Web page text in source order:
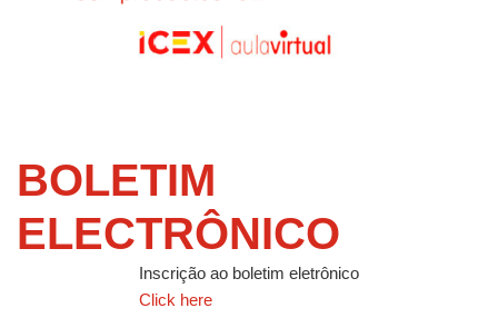
BOLETIM
ELECTRÔNICO
Inscrição ao boletim eletrônico
Click here